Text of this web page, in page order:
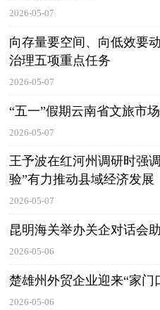
2026-05-07
向存量要空间、向低效要
治理五项重点任务
2026-05-07
“五一”假期云南省文旅市
2026-05-07
王予波在红河州调研时强
验”有力推动县域经济发展
2026-05-07
昆明海关举办关企对话会
2026-05-06
楚雄州外贸企业迎来“家门
2026-05-06